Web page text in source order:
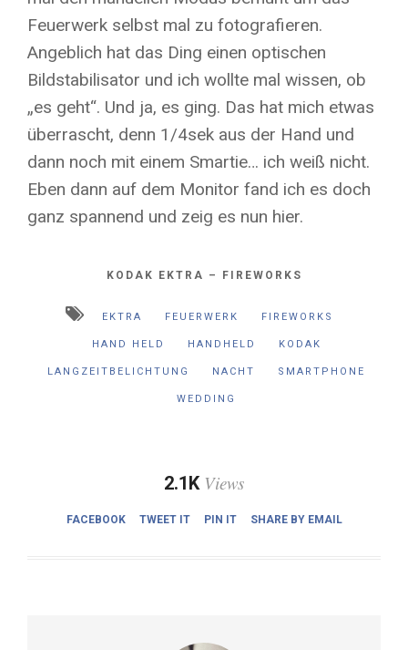
Feuerwerk selbst mal zu fotografieren.
Angeblich hat das Ding einen optischen
Bildstabilisator und ich wollte mal wissen, ob
„es geht“. Und ja, es ging. Das hat mich etwas
überrascht, denn 1/4sek aus der Hand und
dann noch mit einem Smartie… ich weiß nicht.
Eben dann auf dem Monitor fand ich es doch
ganz spannend und zeig es nun hier.
KODAK EKTRA – FIREWORKS
EKTRA FEUERWERK FIREWORKS
HAND HELD HANDHELD KODAK
LANGZEITBELICHTUNG NACHT SMARTPHONE
WEDDING
2.1K Views
FACEBOOK TWEET IT PIN IT SHARE BY EMAIL